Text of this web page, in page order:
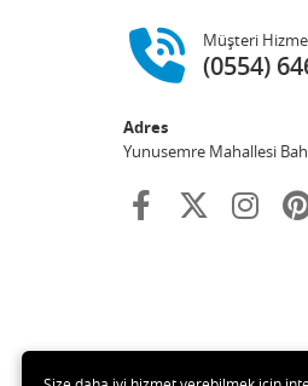
Müşteri
(0554)
Adres
Yunusemre Mahallesi